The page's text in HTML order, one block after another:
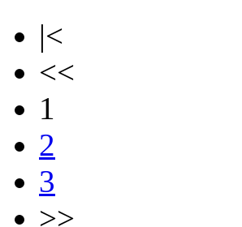
|<
<<
1
2
3
>>